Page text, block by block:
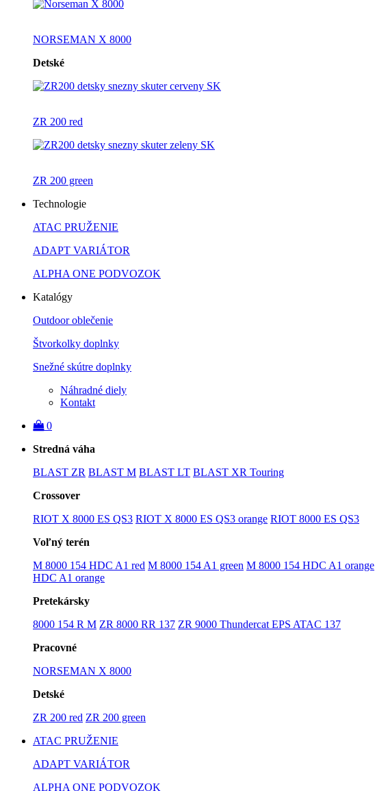
NORSEMAN X 8000
Detské
ZR 200 red
ZR 200 green
Technologie
ATAC PRUŽENIE
ADAPT VARIÁTOR
ALPHA ONE PODVOZOK
Katalógy
Outdoor oblečenie
Štvorkolky doplnky
Snežné skútre doplnky
Náhradné diely
Kontakt
0
Stredná váha
BLAST ZR BLAST M BLAST LT BLAST XR Touring
Crossover
RIOT X 8000 ES QS3 RIOT X 8000 ES QS3 orange RIOT 8000 ES QS3
Voľný terén
M 8000 154 HDC A1 red M 8000 154 A1 green M 8000 154 HDC A1 orange
HDC A1 orange
Pretekársky
8000 154 R M ZR 8000 RR 137 ZR 9000 Thundercat EPS ATAC 137
Pracovné
NORSEMAN X 8000
Detské
ZR 200 red ZR 200 green
ATAC PRUŽENIE
ADAPT VARIÁTOR
ALPHA ONE PODVOZOK